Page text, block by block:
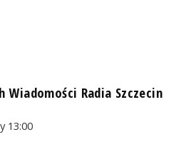
Wiadomości Radia Szczecin
13:00